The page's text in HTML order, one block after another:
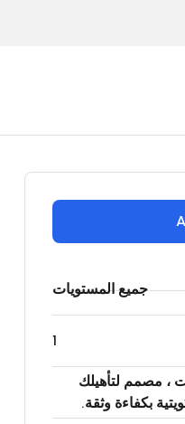
جميع المستويات
1
مكثف خلال 5 ساعات ، مصمم لتأهيلك
بكفاءة وثقة.